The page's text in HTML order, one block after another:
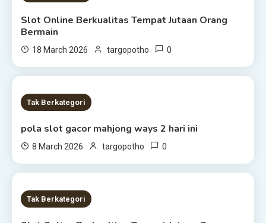
Slot Online Berkualitas Tempat Jutaan Orang
Bermain
18 March 2026 targopotho 0
1 MIN READ
Tak Berkategori
pola slot gacor mahjong ways 2 hari ini
8 March 2026 targopotho 0
1 MIN READ
Tak Berkategori